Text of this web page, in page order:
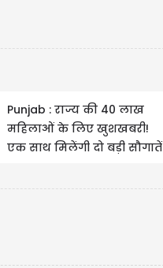
Punjab : राज्य की 40 लाख
महिलाओं के लिए खुशखबरी!
एक साथ मिलेंगी दो बड़ी सौगातें